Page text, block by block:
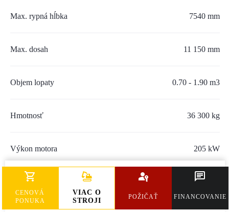
MÔJSTROJ.SK
AKCIOVÉ PONUKY
O NÁS
TLAČOVÉ CENTRUM
Z SHOP
KARIÉRA
Max. rypná hĺbka 7540 mm
Max. dosah 11 150 mm
Objem lopaty 0.70 - 1.90 m3
Hmotnosť 36 300 kg
Výkon motora 205 kW
Max. prietok oleja 560 L/min
CENOVÁ
PONUKA
VIAC O
STROJI
POŽIČAŤ FINANCOVANIE